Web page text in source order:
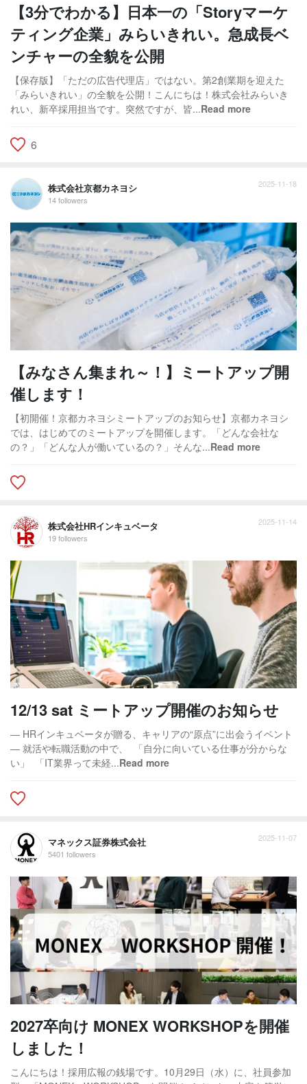
【3分でわかる】日本一の「Storyマーケ
ティング企業」みらいきれい。急成長ベ
ンチャーの全貌を公開
【保存版】「ただの広告代理店」ではない。第2創業期を迎えた
「みらいきれい」の全貌を公開！こんにちは！株式会社みらいき
れい、新卒採用担当です。突然ですが、皆...Read more
6
株式会社京都カネヨシ
14 followers
2025-11-18
【みなさん集まれ～！】ミートアップ開
催します！
【初開催！京都カネヨシミートアップのお知らせ】京都カネヨシ
では、はじめてのミートアップを開催します。「どんな会社な
の？」「どんな人が働いているの？」そんな...Read more
株式会社HRインキュベータ
19 followers
2025-11-14
12/13 sat ミートアップ開催のお知らせ
― HRインキュベータが贈る、キャリアの“原点”に出会うイベント
― 就活や転職活動の中で、 「自分に向いている仕事が分からな
い」 「IT業界って未経...Read more
マネックス証券株式会社
5401 followers
2025-11-07
2027卒向け MONEX WORKSHOPを開催
しました！
こんにちは！採用広報の銭場です。10月29日（水）に、社員参加